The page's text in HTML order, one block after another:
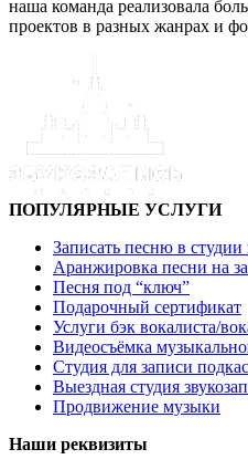
наша команда реализовала
проектов в разных жанрах и
ПОПУЛЯРНЫЕ УСЛУГИ
Записать песню в студии
Аранжировка песни на
Песня под “ключ”
Подарочный сертификат
Услуги бэк вокалиста/
Видеосъёмка
Студия для записи
Выездная студия
Продвижение музыки
Наши реквизиты